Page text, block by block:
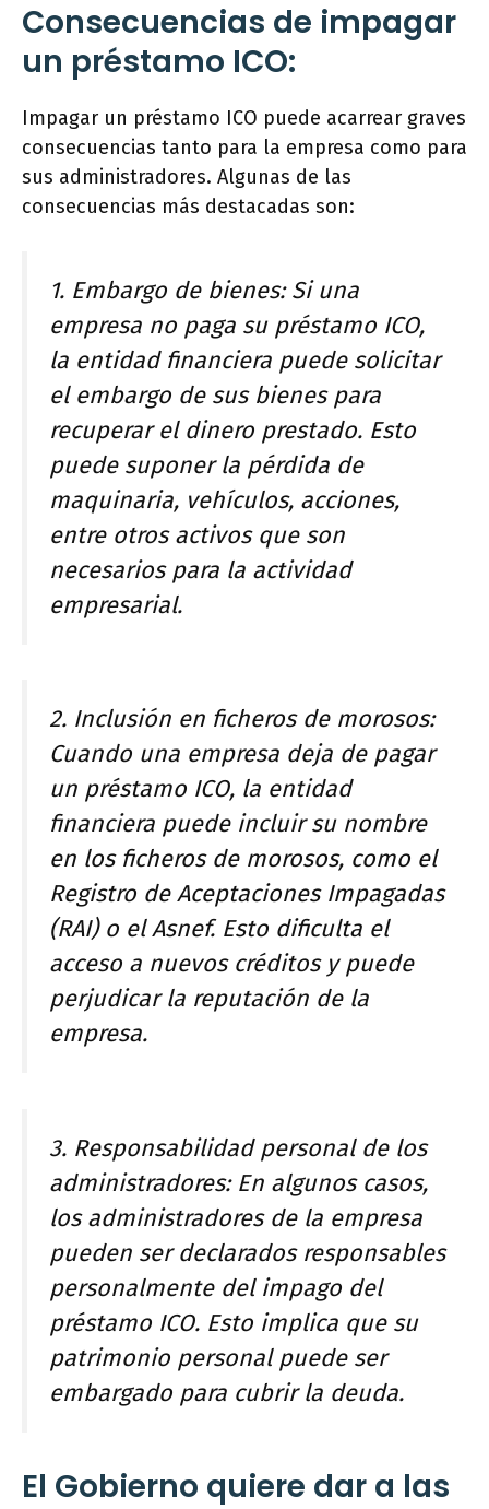
Consecuencias de impagar
un préstamo ICO:
Impagar un préstamo ICO puede acarrear graves
consecuencias tanto para la empresa como para
sus administradores. Algunas de las
consecuencias más destacadas son:
1. Embargo de bienes: Si una
empresa no paga su préstamo ICO,
la entidad financiera puede solicitar
el embargo de sus bienes para
recuperar el dinero prestado. Esto
puede suponer la pérdida de
maquinaria, vehículos, acciones,
entre otros activos que son
necesarios para la actividad
empresarial.
2. Inclusión en ficheros de morosos:
Cuando una empresa deja de pagar
un préstamo ICO, la entidad
financiera puede incluir su nombre
en los ficheros de morosos, como el
Registro de Aceptaciones Impagadas
(RAI) o el Asnef. Esto dificulta el
acceso a nuevos créditos y puede
perjudicar la reputación de la
empresa.
3. Responsabilidad personal de los
administradores: En algunos casos,
los administradores de la empresa
pueden ser declarados responsables
personalmente del impago del
préstamo ICO. Esto implica que su
patrimonio personal puede ser
embargado para cubrir la deuda.
El Gobierno quiere dar a las